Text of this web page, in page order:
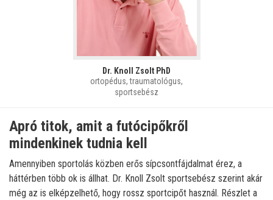
Dr. Knoll Zsolt PhD
ortopédus, traumatológus,
sportsebész
Apró titok, amit a futócipőkről
mindenkinek tudnia kell
Amennyiben sportolás közben erős sípcsontfájdalmat érez, a
háttérben több ok is állhat. Dr. Knoll Zsolt sportsebész szerint akár
még az is elképzelhető, hogy rossz sportcipőt használ. Részlet a